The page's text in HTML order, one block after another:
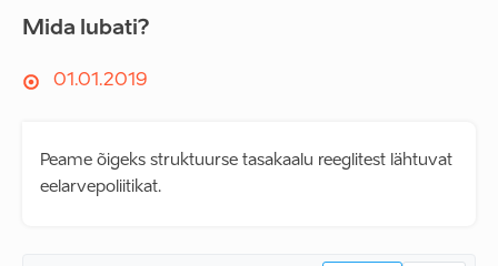
Mida lubati?
01.01.2019
Peame õigeks struktuurse tasakaalu reeglitest lähtuvat
eelarvepoliitikat.